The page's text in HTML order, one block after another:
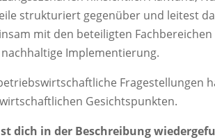
strukturiert gegenüber und leitest
mit den beteiligten
Implementierung.
Fragestellungen
Gesichtspunkten.
dich in der Beschreibung